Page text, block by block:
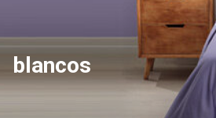
blancos